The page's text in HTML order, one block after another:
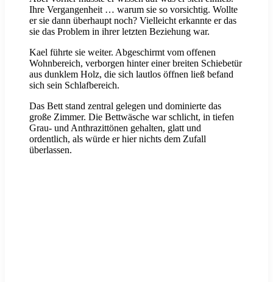
Ihre Vergangenheit … warum sie so vorsichtig. Wollte
er sie dann überhaupt noch? Vielleicht erkannte er das
sie das Problem in ihrer letzten Beziehung war.
Kael führte sie weiter. Abgeschirmt vom offenen
Wohnbereich, verborgen hinter einer breiten Schiebetür
aus dunklem Holz, die sich lautlos öffnen ließ befand
sich sein Schlafbereich.
Das Bett stand zentral gelegen und dominierte das
große Zimmer. Die Bettwäsche war schlicht, in tiefen
Grau- und Anthrazittönen gehalten, glatt und
ordentlich, als würde er hier nichts dem Zufall
überlassen.